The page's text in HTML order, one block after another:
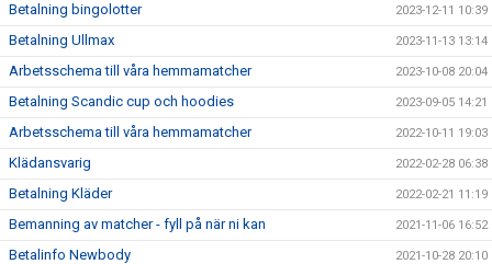
Betalning bingolotter 2023-12-11 10:39
Betalning Ullmax 2023-11-13 13:14
Arbetsschema till våra hemmamatcher 2023-10-08 20:04
Betalning Scandic cup och hoodies 2023-09-05 14:21
Arbetsschema till våra hemmamatcher 2022-10-11 19:03
Klädansvarig 2022-02-28 06:38
Betalning Kläder 2022-02-21 11:19
Bemanning av matcher - fyll på när ni kan 2021-11-06 16:52
Betalinfo Newbody 2021-10-28 20:10